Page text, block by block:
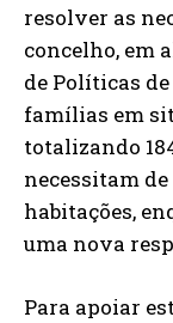
resolver as
concelho, em
de Políticas
famílias em
totalizando
necessitam
habitações,
uma nova
Para apoiar